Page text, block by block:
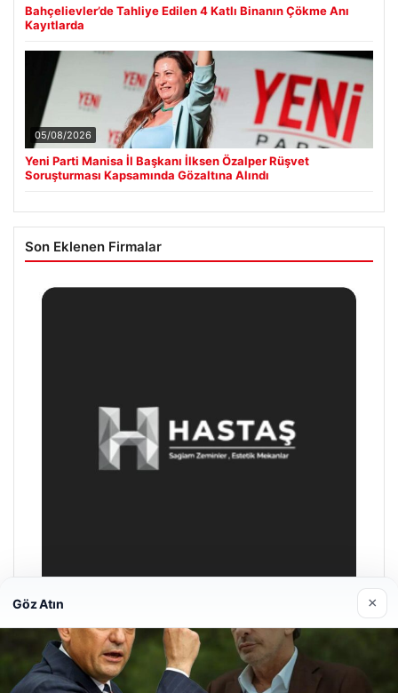
Bahçelievler’de Tahliye Edilen 4 Katlı Binanın Çökme Anı
Kayıtlarda
05/08/2026
Yeni Parti Manisa İl Başkanı İlksen Özalper Rüşvet
Soruşturması Kapsamında Gözaltına Alındı
Son Eklenen Firmalar
Prenses Night Club
29/04/2026
Göz Atın ×